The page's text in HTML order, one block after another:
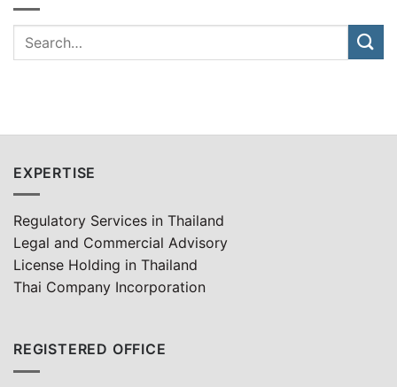
EXPERTISE
Regulatory Services in Thailand
Legal and Commercial Advisory
License Holding in Thailand
Thai Company Incorporation
REGISTERED OFFICE